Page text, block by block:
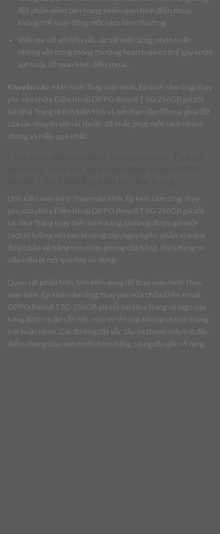
đột phần mềm bên trong khiến màn hình điện thoại
không thể hoạt động một cách bình thường.
Việc ma sát với lớp vải, các bề mặt cứng, nhọn hoặc
những vật dụng thông thường hoàn toàn có thể gây xước
xát hoặc vỡ màn hình điện thoại.
Khuyến cáo : Màn hình Thay màn hình, Ép kính cảm ứng, thay
pin, sửa chữa Điện thoại OPPO Reno8 T 5G 256GB giá tốt
tại Nha Trang là linh kiện tinh vi, nên bạn cần đến sự giúp đỡ
của các chuyên viên kĩ thuật, để khắc phục một cách nhanh
chóng và hiệu quả nhất.
Linh kiện màn hình Thay màn hình, Ép kính cảm ứng, thay
pin, sửa chữa Điện thoại OPPO Reno8 T 5G 256GB giá tốt
tại Nha Trang thay thế chính hãng, thường được gói một
cách kĩ lưỡng với bao bì cứng cáp, ngay ngắn, phần vi mạch
được bảo vệ bằng tem niêm phong của hãng, chưa từng có
dấu hiệu bị mở qua hay sử dụng.
Quan sát phần trên, linh kiện dùng để thay màn hình Thay
màn hình, Ép kính cảm ứng, thay pin, sửa chữa Điện thoại
OPPO Reno8 T 5G 256GB giá tốt tại Nha Trang có logo của
hãng được in ấn sắc nét, mực in rõ ràng, không có tình trạng
mờ hoặc nhòe. Các đường cắt sắc sảo và thanh mảnh là đặc
điểm chung của màn hình chính hãng, có nguồn gốc rõ ràng.